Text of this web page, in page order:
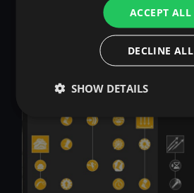
ACCEPT ALL
DECLINE ALL
SHOW DETAILS